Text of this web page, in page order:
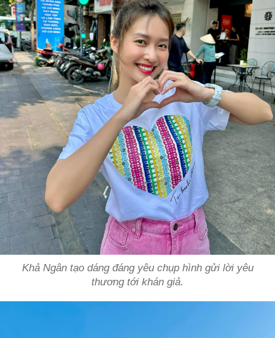
Khả Ngân tạo dáng đáng yêu chụp hình gửi lời yêu
thương tới khán giả.